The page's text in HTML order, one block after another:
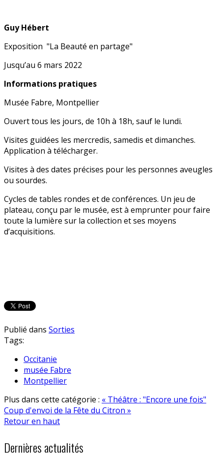
Guy Hébert
Exposition "La Beauté en partage"
Jusqu’au 6 mars 2022
Informations pratiques
Musée Fabre, Montpellier
Ouvert tous les jours, de 10h à 18h, sauf le lundi.
Visites guidées les mercredis, samedis et dimanches.
Application à télécharger.
Visites à des dates précises pour les personnes aveugles
ou sourdes.
Cycles de tables rondes et de conférences. Un jeu de
plateau, conçu par le musée, est à emprunter pour faire
toute la lumière sur la collection et ses moyens
d’acquisitions.
Publié dans Sorties
Tags:
Occitanie
musée Fabre
Montpellier
Plus dans cette catégorie : « Théâtre : "Encore une fois"
Coup d'envoi de la Fête du Citron »
Retour en haut
Dernières actualités